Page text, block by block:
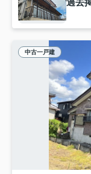
過去
中古一戸建